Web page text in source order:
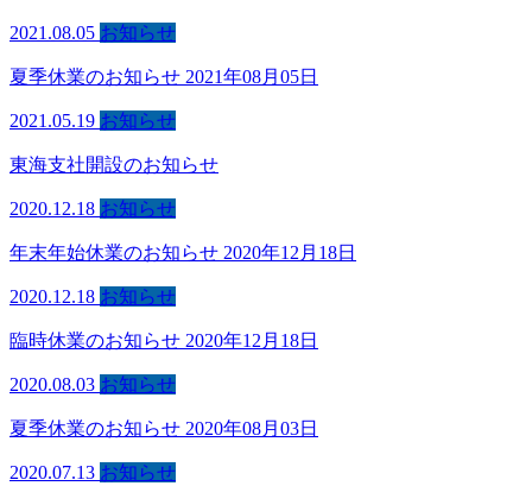
2021.08.05 お知らせ
夏季休業のお知らせ 2021年08月05日
2021.05.19 お知らせ
東海支社開設のお知らせ
2020.12.18 お知らせ
年末年始休業のお知らせ 2020年12月18日
2020.12.18 お知らせ
臨時休業のお知らせ 2020年12月18日
2020.08.03 お知らせ
夏季休業のお知らせ 2020年08月03日
2020.07.13 お知らせ